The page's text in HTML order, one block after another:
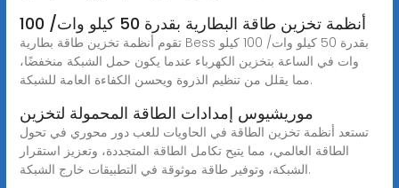
أنظمة تخزين طاقة البطارية بقدرة 50 كيلو وات/ 100
تقوم أنظمة تخزين طاقة بطارية Bess بقدرة 50 كيلو وات/ 100 كيلو
وات في الساعة بتخزين الكهرباء عندما يكون حمل الشبكة منخفضًا،
مما يقلل من تنظيم الذروة ويحسن الكفاءة العامة للشبكة.
موريشيوس إمدادات الطاقة المحمولة لتخزين
تستعد أنظمة تخزين الطاقة في الحاويات للعب دور محوري في تحول
الطاقة العالمي، مما يتيح تكامل الطاقة المتجددة، وتعزيز استقرار
الشبكة، وتوفير طاقة موثوقة في التطبيقات خارج الشبكة.